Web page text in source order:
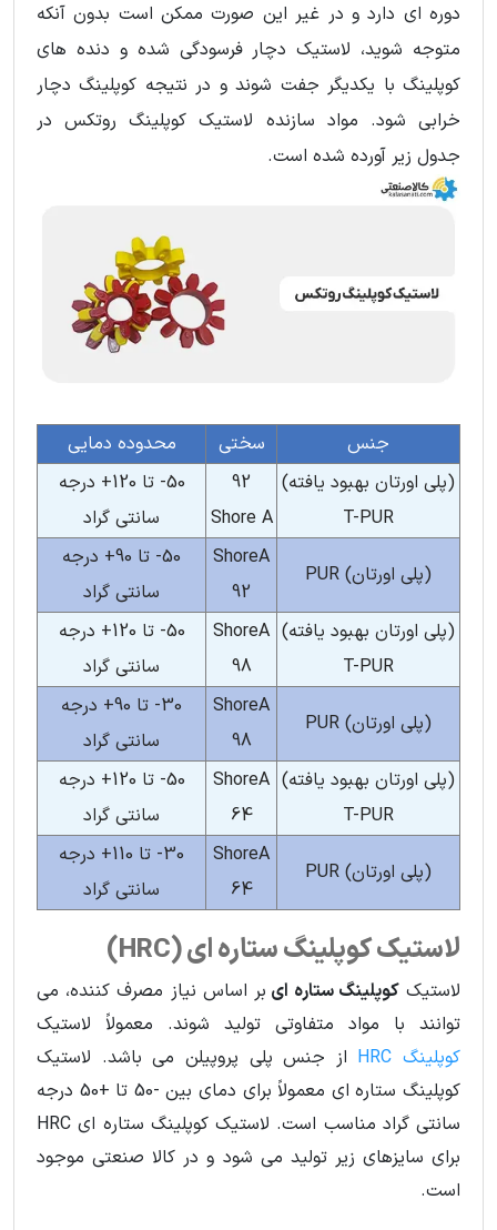
دوره ای دارد و در غیر این صورت ممکن است بدون آنکه
متوجه شوید، لاستیک دچار فرسودگی شده و دنده های
کوپلینگ با یکدیگر جفت شوند و در نتیجه کوپلینگ دچار
خرابی شود. مواد سازنده لاستیک کوپلینگ روتکس در
جدول زیر آورده شده است.
جنس سختی
محدوده دمایی
(پلی اورتان بهبود یافته)
T-PUR
92
Shore A
50- تا 120+ درجه
سانتی گراد
(پلی اورتان) PUR
ShoreA
92
50- تا 90+ درجه
سانتی گراد
(پلی اورتان بهبود یافته)
T-PUR
ShoreA
98
50- تا 120+ درجه
سانتی گراد
(پلی اورتان) PUR
ShoreA
98
30- تا 90+ درجه
سانتی گراد
(پلی اورتان بهبود یافته)
T-PUR
ShoreA
64
50- تا 120+ درجه
سانتی گراد
(پلی اورتان) PUR
ShoreA
64
30- تا 110+ درجه
سانتی گراد
لاستیک کوپلینگ ستاره ای (HRC)
لاستیککوپلینگ ستاره ای بر اساس نیاز مصرف کننده، می
توانند با مواد متفاوتی تولید شوند. معمولاً لاستیک
کوپلینگ HRC
از جنس پلی پروپیلن می باشد. لاستیک
کوپلینگ ستاره ای معمولاً برای دمای بین -50 تا +50 درجه
سانتی گراد مناسب است. لاستیک کوپلینگ ستاره ای HRC
برای سایزهای زیر تولید می شود و در کالا صنعتی موجود
است.